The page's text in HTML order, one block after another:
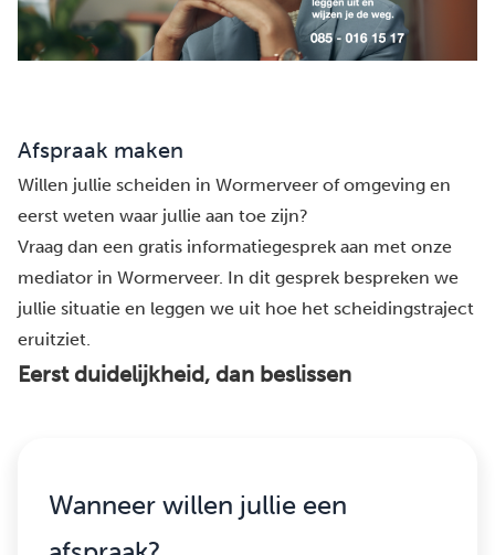
Afspraak maken
Willen jullie scheiden in Wormerveer of omgeving en
eerst weten waar jullie aan toe zijn?
Vraag dan een gratis informatiegesprek aan met onze
mediator in Wormerveer. In dit gesprek bespreken we
jullie situatie en leggen we uit hoe het scheidingstraject
eruitziet.
Eerst duidelijkheid, dan beslissen
Wanneer willen jullie een